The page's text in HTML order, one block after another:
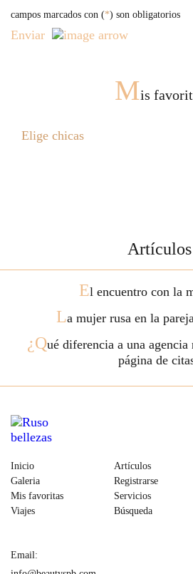
campos marcados con (*) son obligatorios
Enviar
Mis
Elige chicas
Artículos
El encuentro con la
La mujer rusa en la
¿Qué diferencia a una
página de
Inicio
Galeria
Mis favoritas
Viajes
Artículos
Registrarse
Servicios
Búsqueda
Email: